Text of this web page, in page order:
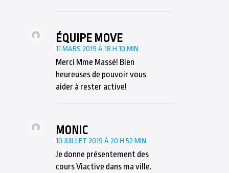
ÉQUIPE MOVE
11 MARS 2019 À 18 H 10 MIN
Merci Mme Massé! Bien
heureuses de pouvoir vous
aider à rester active!
MONIC
10 JUILLET 2019 À 20 H 52 MIN
Je donne présentement des
cours Viactive dans ma ville.